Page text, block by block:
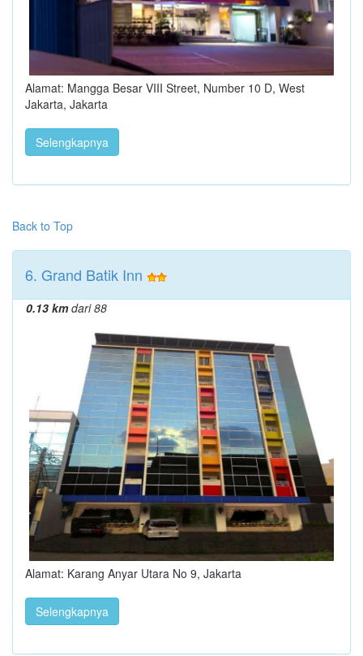
Alamat: Mangga Besar VIII Street, Number 10 D, West
Jakarta, Jakarta
Selengkapnya
Back to Top
6. Grand Batik Inn
0.13 kmdari 88
Alamat: Karang Anyar Utara No 9, Jakarta
Selengkapnya